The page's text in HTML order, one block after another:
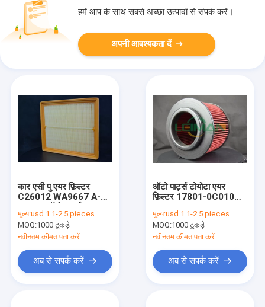
हमें आप के साथ सबसे अच्छा उत्पादों से संपर्क करें।
अपनी आवश्यकता दें
कार एसी पु एयर फ़िल्टर
C26012 WA9667 A-
मूल्य:usd 1.1-2.5 pieces
MOQ:1000 टुकड़े
नवीनतम कीमत पता करें
अब से संपर्क करें
ऑटो पार्ट्स टोयोटा एयर
फ़िल्टर 17801-0C010
मूल्य:usd 1.1-2.5 pieces
MOQ:1000 टुकड़े
नवीनतम कीमत पता करें
अब से संपर्क करें